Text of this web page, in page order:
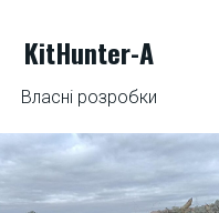
KitHunter-A
Власні розробки